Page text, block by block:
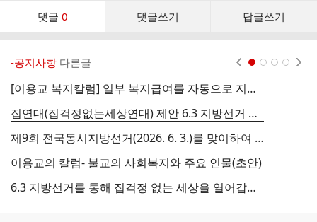
댓글 0 댓글쓰기 답글쓰기
댓
-공지사항 다른글
[이용교 복지칼럼] 일부 복지급여를 자동으로 지급하는 것을 환영하고, 더욱 확대하기 바란다.
집연대(집걱정없는세상연대) 제안 6.3 지방선거 주거정책
제9회 전국동시지방선거(2026. 6. 3.)를 맞이하여 부천시 사회복지계가 만든 복지정책 제안서- 파일
이용교의 칼럼- 불교의 사회복지와 주요 인물(초안)
6.3 지방선거를 통해 집걱정 없는 세상을 열어갑시다. 신문 광고비 모금에 참여하여 주시기 바랍니다. 국민은행 762301-04-313